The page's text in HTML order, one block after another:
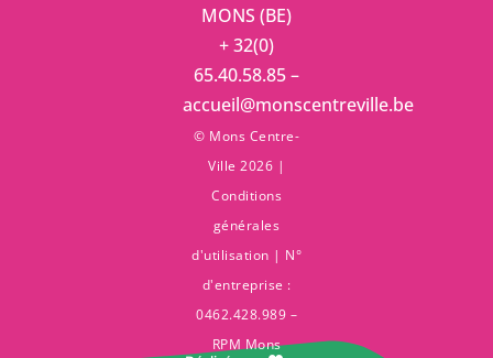
MONS (BE)
+ 32(0)
65.40.58.85 –
accueil@monscentreville.be
© Mons Centre-
Ville 2026 |
Conditions
générales
d'utilisation | N°
d'entreprise :
0462.428.989 –
RPM Mons